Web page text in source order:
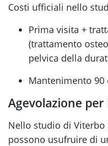
Costi ufficiali nello
Prima visita +
(trattamento
pelvica della
Mantenimento 90
Agevolazione per
Nello studio di Viterbo
possono usufruire di